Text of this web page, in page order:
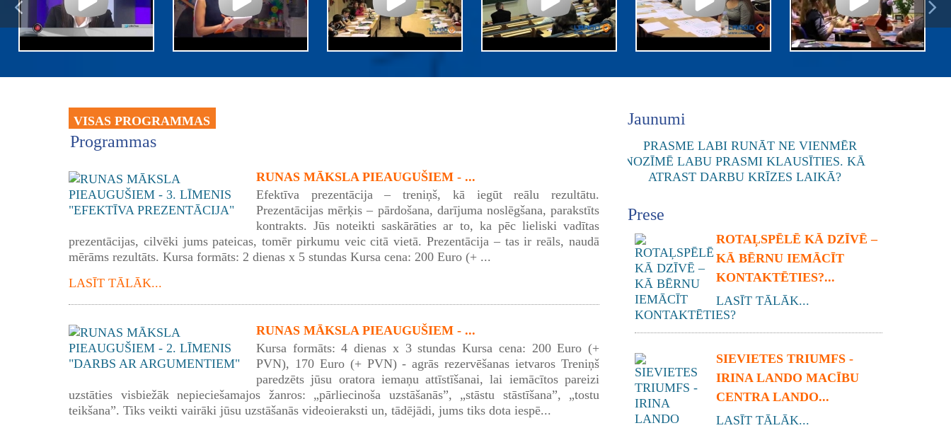
VISAS PROGRAMMAS
Programmas
RUNAS MĀKSLA PIEAUGUŠIEM - ...
Efektīva prezentācija – treniņš, kā iegūt reālu rezultātu.
Prezentācijas mērķis – pārdošana, darījuma noslēgšana, parakstīts
kontrakts. Jūs noteikti saskārāties ar to, ka pēc lieliski vadītas
prezentācijas, cilvēki jums pateicas, tomēr pirkumu veic citā vietā. Prezentācija – tas ir reāls, naudā
mērāms rezultāts. Kursa formāts: 2 dienas x 5 stundas Kursa cena: 200 Euro (+ ...
LASĪT TĀLĀK...
RUNAS MĀKSLA PIEAUGUŠIEM - ...
Kursa formāts: 4 dienas x 3 stundas Kursa cena: 200 Euro (+
PVN), 170 Euro (+ PVN) - agrās rezervēšanas ietvaros Treniņš
paredzēts jūsu oratora iemaņu attīstīšanai, lai iemācītos pareizi
uzstāties visbiežāk nepieciešamajos žanros: „pārliecinoša uzstāšanās”, „stāstu stāstīšana”, „tostu
teikšana”. Tiks veikti vairāki jūsu uzstāšanās videoieraksti un, tādējādi, jums tiks dota iespē...
Jaunumi
Prese
ROTAĻSPĒLĒ KĀ DZĪVĒ –
KĀ BĒRNU IEMĀCĪT
KONTAKTĒTIES?...
LASĪT TĀLĀK...
SIEVIETES TRIUMFS -
IRINA LANDO MACĪBU
CENTRA LANDO...
LASĪT TĀLĀK...